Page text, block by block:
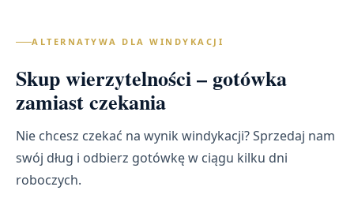
ALTERNATYWA DLA WINDYKACJI
Skup wierzytelności – gotówka
zamiast czekania
Nie chcesz czekać na wynik windykacji? Sprzedaj nam
swój dług i odbierz gotówkę w ciągu kilku dni
roboczych.